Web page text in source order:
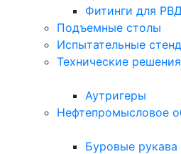
Фитинги для РВД
Подъемные столы
Испытательные
Технические решения
Аутригеры
Нефтепромысловое
Буровые рукава